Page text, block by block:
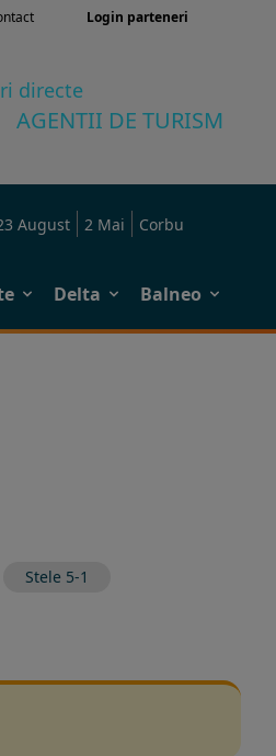
Login parteneri
directe
AGENTII DE TURISM
August 2 Mai
Corbu
Delta Balneo
Stele 5-1